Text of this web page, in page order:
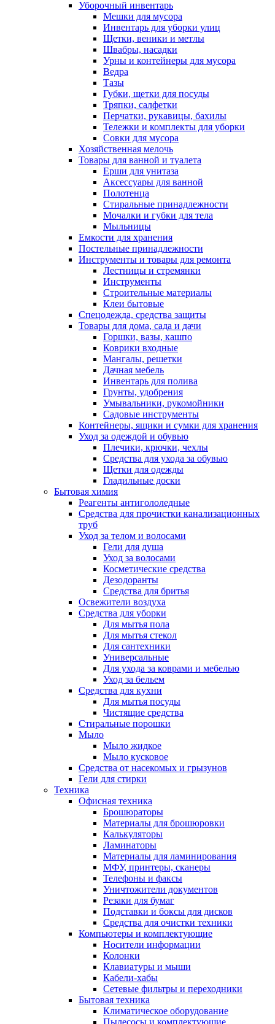
Уборочный инвентарь
Мешки для мусора
Инвентарь для уборки улиц
Щетки, веники и метлы
Швабры, насадки
Урны и контейнеры для мусора
Ведра
Тазы
Губки, щетки для посуды
Тряпки, салфетки
Перчатки, рукавицы, бахилы
Тележки и комплекты для уборки
Совки для мусора
Хозяйственная мелочь
Товары для ванной и туалета
Ерши для унитаза
Аксессуары для ванной
Полотенца
Стиральные принадлежности
Мочалки и губки для тела
Мыльницы
Емкости для хранения
Постельные принадлежности
Инструменты и товары для ремонта
Лестницы и стремянки
Инструменты
Строительные материалы
Клеи бытовые
Спецодежда, средства защиты
Товары для дома, сада и дачи
Горшки, вазы, кашпо
Коврики входные
Мангалы, решетки
Дачная мебель
Инвентарь для полива
Грунты, удобрения
Умывальники, рукомойники
Садовые инструменты
Контейнеры, ящики и сумки для хранения
Уход за одеждой и обувью
Плечики, крючки, чехлы
Средства для ухода за обувью
Щетки для одежды
Гладильные доски
Бытовая химия
Реагенты антигололедные
Средства для прочистки канализационных
труб
Уход за телом и волосами
Гели для душа
Уход за волосами
Косметические средства
Дезодоранты
Средства для бритья
Освежители воздуха
Средства для уборки
Для мытья пола
Для мытья стекол
Для сантехники
Универсальные
Для ухода за коврами и мебелью
Уход за бельем
Средства для кухни
Для мытья посуды
Чистящие средства
Стиральные порошки
Мыло
Мыло жидкое
Мыло кусковое
Средства от насекомых и грызунов
Гели для стирки
Техника
Офисная техника
Брошюраторы
Материалы для брошюровки
Калькуляторы
Ламинаторы
Материалы для ламинирования
МФУ, принтеры, сканеры
Телефоны и факсы
Уничтожители документов
Резаки для бумаг
Подставки и боксы для дисков
Средства для очистки техники
Компьютеры и комплектующие
Носители информации
Колонки
Клавиатуры и мыши
Кабели-хабы
Сетевые фильтры и переходники
Бытовая техника
Климатическое оборудование
Пылесосы и комплектующие